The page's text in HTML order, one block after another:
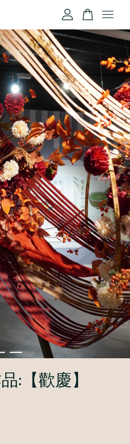
:【歡慶】
目前還是空的。
繼續購物